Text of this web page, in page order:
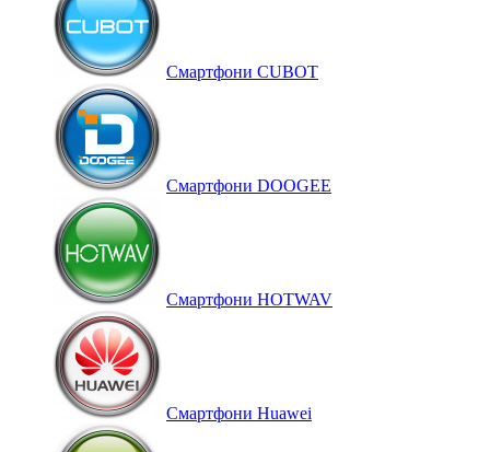
Смартфони CUBOT
Смартфони DOOGEE
Смартфони HOTWAV
Смартфони Huawei